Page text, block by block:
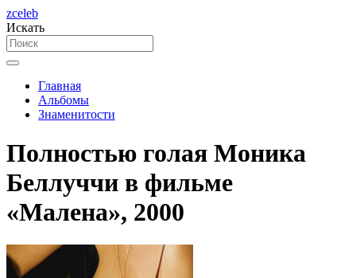
zceleb
Искать
Главная
Альбомы
Знаменитости
Полностью голая Моника
Беллуччи в фильме
«Малена», 2000